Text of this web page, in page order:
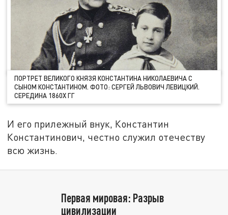
ПОРТРЕТ ВЕЛИКОГО КНЯЗЯ КОНСТАНТИНА НИКОЛАЕВИЧА С
СЫНОМ КОНСТАНТИНОМ. ФОТО: СЕРГЕЙ ЛЬВОВИЧ ЛЕВИЦКИЙ.
СЕРЕДИНА 1860Х ГГ
И его прилежный внук, Константин
Константинович, честно служил отечеству
всю жизнь.
Первая мировая: Разрыв
цивилизации